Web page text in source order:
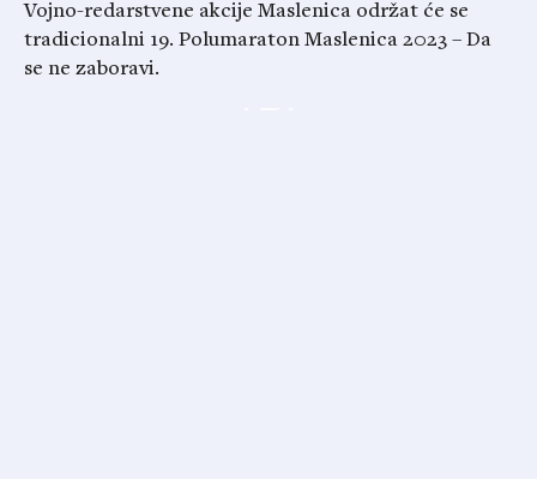
Vojno-redarstvene akcije Maslenica održat će se
tradicionalni 19. Polumaraton Maslenica 2023 – Da
se ne zaboravi.